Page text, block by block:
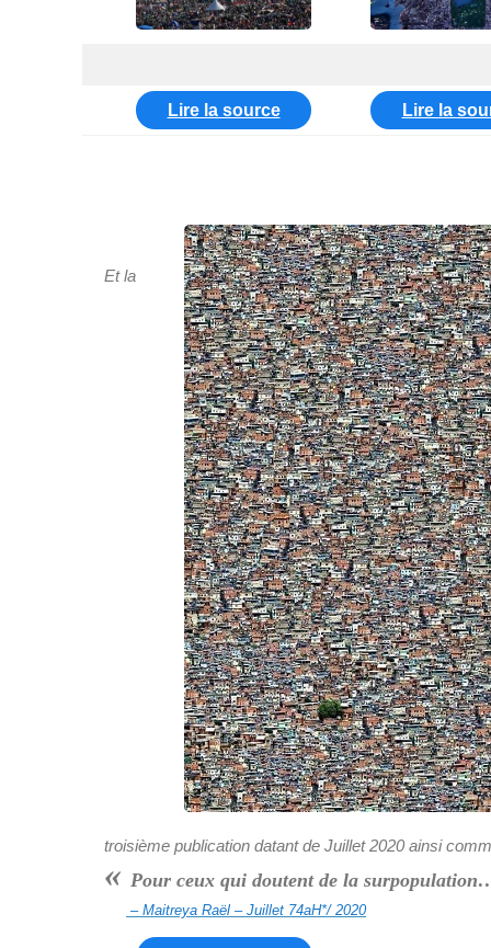
Lire la source Lire la
Et la
troisième publication datant de Juillet 2020 ainsi
« Pour ceux qui doutent de la
– Maitreya Raël – Juillet 74aH*/ 2020